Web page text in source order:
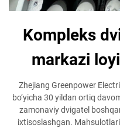
Kompleks
markazi
Zhejiang Greenpower
bo‘yicha 30 yildan ortiq
zamonaviy dvigatel
ixtisoslashgan.